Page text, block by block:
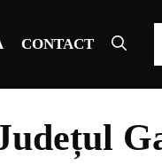
CONTACT